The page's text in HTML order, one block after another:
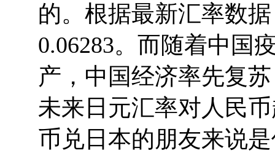
的。根据最新汇率数
0.06283。而随着中国
产，中国经济率先复
未来日元汇率对人民
币兑日本的朋友来说